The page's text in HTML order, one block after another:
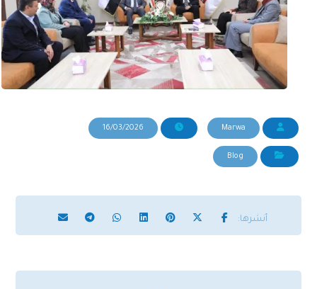
Marwa
16/03/2026
Blog